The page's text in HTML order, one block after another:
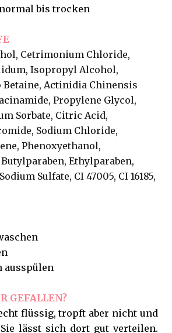
bis trocken
Cetrimonium Chloride,
Isopropyl Alcohol,
Betaine, Actinidia Chinensis
Propylene Glycol,
Sorbate, Citric Acid,
Sodium Chloride,
Phenoxyethanol,
Ethylparaben,
Sulfate, CI 47005, CI 16185,
ausspülen
GEFALLEN?
flüssig, tropft aber nicht und
lässt sich dort gut verteilen.